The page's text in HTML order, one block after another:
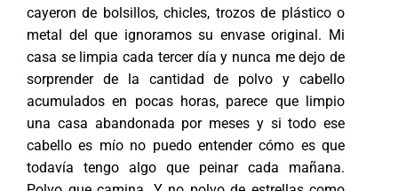
cayeron de bolsillos, chicles, trozos de plástico o
metal del que ignoramos su envase original. Mi
casa se limpia cada tercer día y nunca me dejo de
sorprender de la cantidad de polvo y cabello
acumulados en pocas horas, parece que limpio
una casa abandonada por meses y si todo ese
cabello es mío no puedo entender cómo es que
todavía tengo algo que peinar cada mañana.